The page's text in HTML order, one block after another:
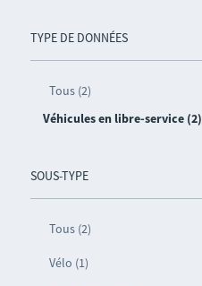
TYPE DE DONNÉES
Tous (2)
Véhicules en libre-service (2)
SOUS-TYPE
Tous (2)
Vélo (1)